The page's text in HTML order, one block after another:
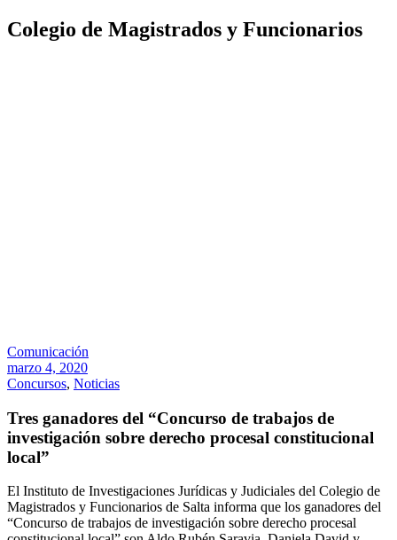
Colegio de Magistrados y Funcionarios
Comunicación
marzo 4, 2020
Concursos, Noticias
Tres ganadores del “Concurso de trabajos de
investigación sobre derecho procesal constitucional
local”
El Instituto de Investigaciones Jurídicas y Judiciales del Colegio de
Magistrados y Funcionarios de Salta informa que los ganadores del
“Concurso de trabajos de investigación sobre derecho procesal